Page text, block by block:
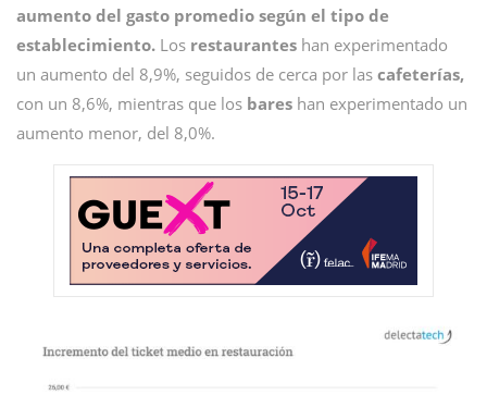
aumento del gasto promedio según el tipo de
establecimiento. Los restaurantes han experimentado
un aumento del 8,9%, seguidos de cerca por las cafeterías,
con un 8,6%, mientras que los bares han experimentado un
aumento menor, del 8,0%.